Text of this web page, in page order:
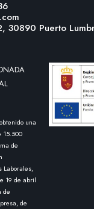
30890 Puerto
una
15.500
de
Laborales,
19 de abril
de
de